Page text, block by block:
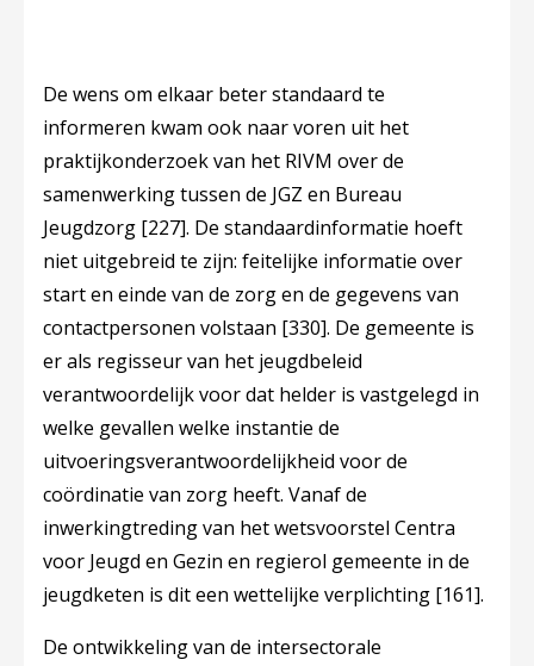
De wens om elkaar beter standaard te
informeren kwam ook naar voren uit het
praktijkonderzoek van het RIVM over de
samenwerking tussen de JGZ en Bureau
Jeugdzorg [227]. De standaardinformatie hoeft
niet uitgebreid te zijn: feitelijke informatie over
start en einde van de zorg en de gegevens van
contactpersonen volstaan [330]. De gemeente is
er als regisseur van het jeugdbeleid
verantwoordelijk voor dat helder is vastgelegd in
welke gevallen welke instantie de
uitvoeringsverantwoordelijkheid voor de
coördinatie van zorg heeft. Vanaf de
inwerkingtreding van het wetsvoorstel Centra
voor Jeugd en Gezin en regierol gemeente in de
jeugdketen is dit een wettelijke verplichting [161].
De ontwikkeling van de intersectorale